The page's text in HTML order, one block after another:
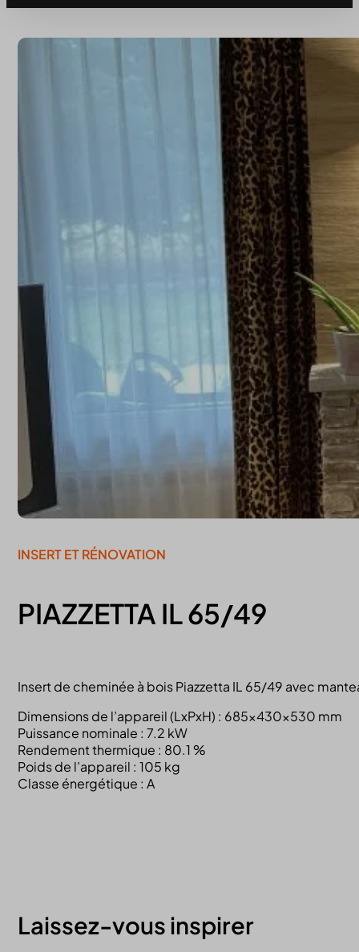
PIAZZETTA IL 65/49
INSERT ET RÉNOVATION
Insert de cheminée à bois Piazzetta IL 65/49 avec
Dimensions de l’appareil (LxPxH) : 685x430x530 mm
Puissance nominale : 7.2 kW
Rendement thermique : 80.1 %
Poids de l’appareil : 105 kg
Classe énergétique : A
Laissez-vous inspirer